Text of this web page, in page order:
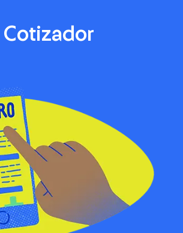
Cotizador